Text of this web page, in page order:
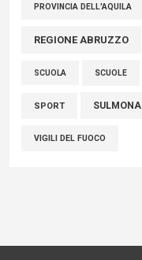
PROVINCIA DELL'AQUILA
REGIONE ABRUZZO
SCUOLA SCUOLE
SPORT SULMONA
VIGILI DEL FUOCO